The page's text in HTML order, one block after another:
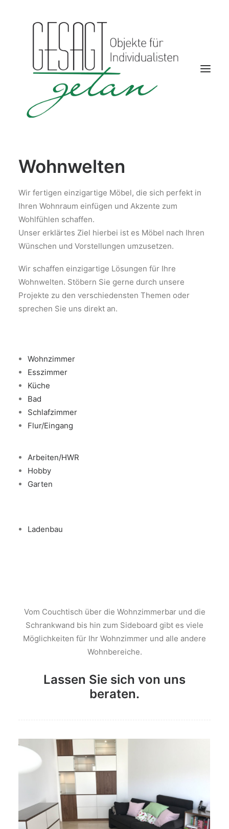
Startseite
Wohnwelten
Wohnzimmer
Esszimmer
Küche
Bad
Schlafzimmer
Garten
Ladenbau
Werkstatt
SHOP KLEINSERIEN JOYNITURE
3D Visualisierungen
Wohnwelten
Wir fertigen einzigartige Möbel, die sich perfekt in
Ihren Wohnraum einfügen und Akzente zum
Wohlfühlen schaffen.
Unser erklärtes Ziel hierbei ist es Möbel nach Ihren
Wünschen und Vorstellungen umzusetzen.
Wir schaffen einzigartige Lösungen für Ihre
Wohnwelten. Stöbern Sie gerne durch unsere
Projekte zu den verschiedensten Themen oder
sprechen Sie uns direkt an.
Wohnzimmer
Esszimmer
Küche
Bad
Schlafzimmer
Flur/Eingang
Arbeiten/HWR
Hobby
Garten
Ladenbau
Vom Couchtisch über die Wohnzimmerbar und die
Schrankwand bis hin zum Sideboard gibt es viele
Möglichkeiten für Ihr Wohnzimmer und alle andere
Wohnbereiche.
Lassen Sie sich von uns
beraten.